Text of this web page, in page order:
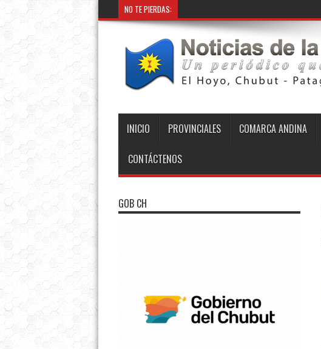
NO TE PIERDAS:
INICIO PROVINCIALES COMARCA ANDINA
CONTÁCTENOS
GOB CH